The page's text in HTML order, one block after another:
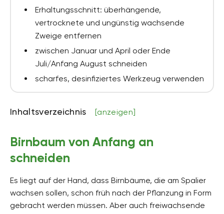
Erhaltungsschnitt: überhängende,
vertrocknete und ungünstig wachsende
Zweige entfernen
zwischen Januar und April oder Ende
Juli/Anfang August schneiden
scharfes, desinfiziertes Werkzeug verwenden
Inhaltsverzeichnis [anzeigen]
Birnbaum von Anfang an
schneiden
Es liegt auf der Hand, dass Birnbäume, die am Spalier
wachsen sollen, schon früh nach der Pflanzung in Form
gebracht werden müssen. Aber auch freiwachsende